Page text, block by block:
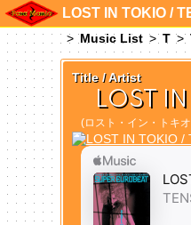
LOST IN TOKIO /
Music List T
Title / Artist
LOST
(ロスト・イン・トキ